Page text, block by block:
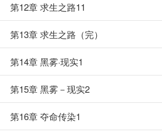
第12章 求生之路11
第13章 求生之路（完）
第14章 黑雾·现实1
第15章 黑雾－现实2
第16章 夺命传染1